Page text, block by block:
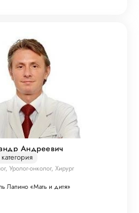
Андреевич
Уролог-онколог, Хирург
Лапино «Мать и дитя»